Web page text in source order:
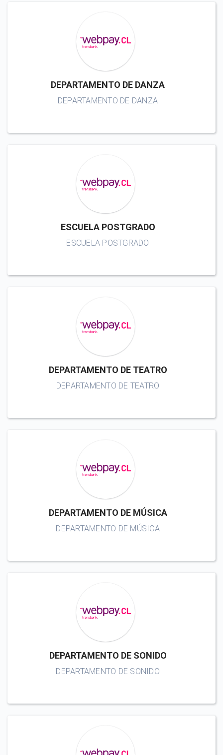
DEPARTAMENTO DE DANZA
DEPARTAMENTO DE DANZA
ESCUELA POSTGRADO
ESCUELA POSTGRADO
DEPARTAMENTO DE TEATRO
DEPARTAMENTO DE TEATRO
DEPARTAMENTO DE MÚSICA
DEPARTAMENTO DE MÚSICA
DEPARTAMENTO DE SONIDO
DEPARTAMENTO DE SONIDO